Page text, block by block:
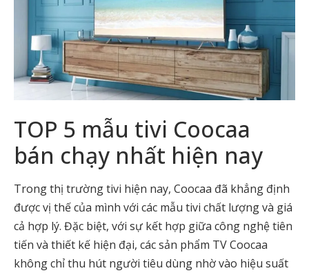
TOP 5 mẫu tivi Coocaa
bán chạy nhất hiện nay
Trong thị trường tivi hiện nay, Coocaa đã khẳng định
được vị thế của mình với các mẫu tivi chất lượng và giá
cả hợp lý. Đặc biệt, với sự kết hợp giữa công nghệ tiên
tiến và thiết kế hiện đại, các sản phẩm TV Coocaa
không chỉ thu hút người tiêu dùng nhờ vào hiệu suất